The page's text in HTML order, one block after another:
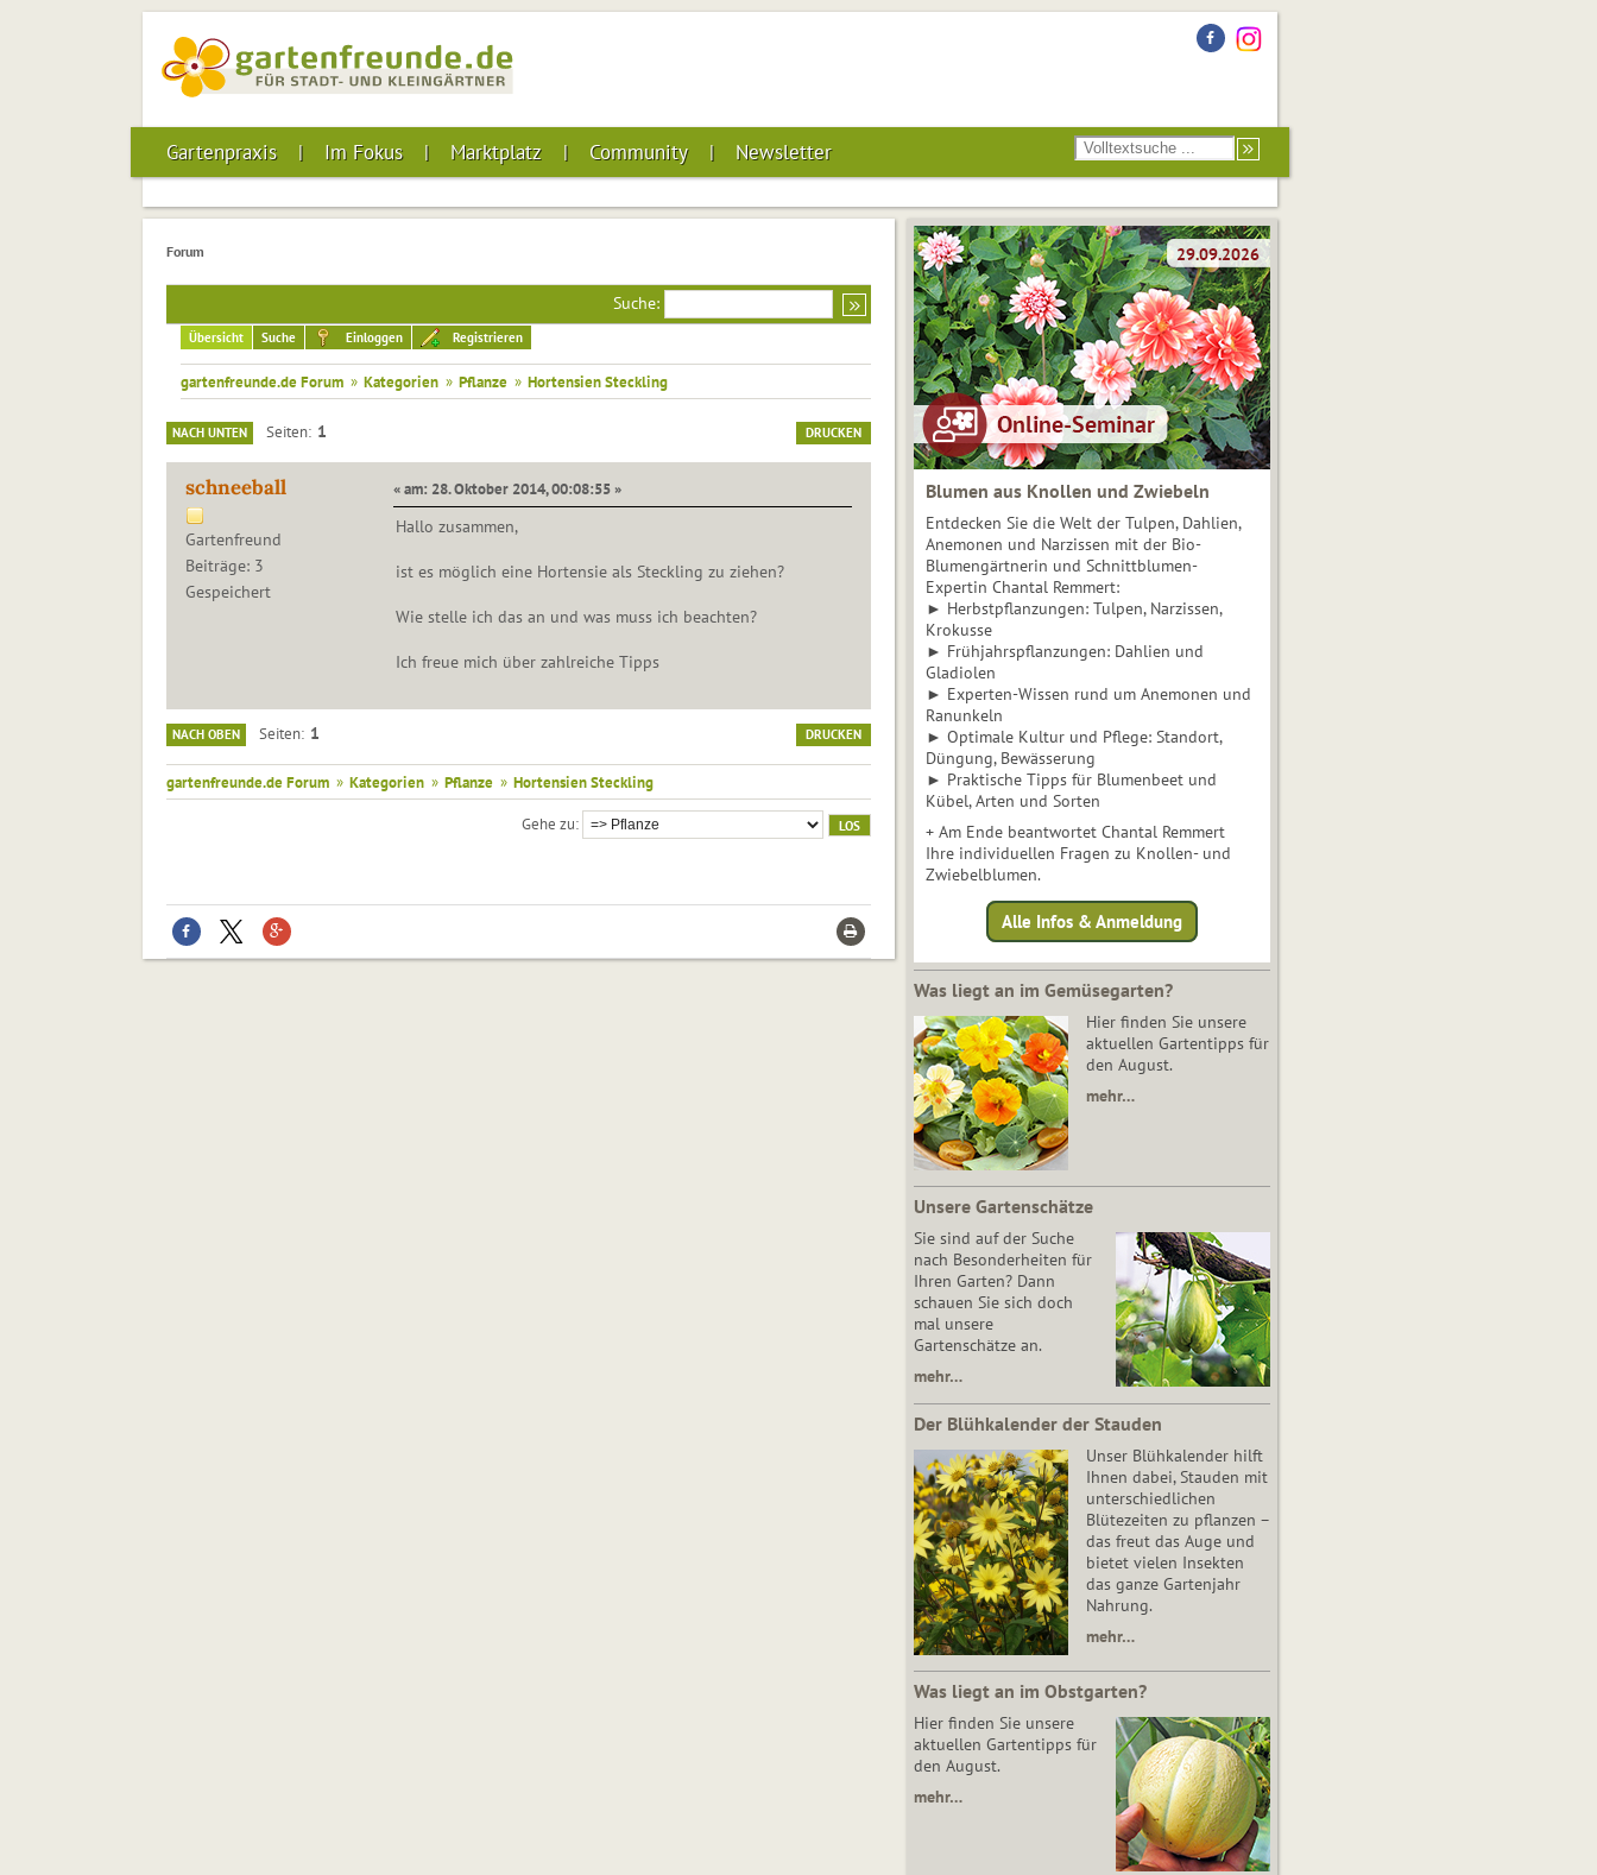
Gartenpraxis Im Fokus Marktplatz Community Newsletter
Forum
Suche:
Übersicht Suche Einloggen Registrieren
gartenfreunde.de Forum » Kategorien » Pflanze » Hortensien Steckling
DRUCKEN
NACH UNTEN Seiten 1
schneeball
Gartenfreund
Beiträge: 3
Gespeichert
« am: 28. Oktober 2014, 00:08:55 »
Hallo zusammen,
ist es möglich eine Hortensie als Steckling zu ziehen?
Wie stelle ich das an und was muss ich beachten?
Ich freue mich über zahlreiche Tipps
DRUCKEN
NACH OBEN Seiten 1
gartenfreunde.de Forum » Kategorien » Pflanze » Hortensien Steckling
Gehe zu
Blumen aus Knollen und Zwiebeln
Entdecken Sie die Welt der Tulpen, Dahlien,
Anemonen und Narzissen mit der Bio-
Blumengärtnerin und Schnittblumen-
Expertin Chantal Remmert:
► Herbstpflanzungen: Tulpen, Narzissen,
Krokusse
► Frühjahrspflanzungen: Dahlien und
Gladiolen
► Experten-Wissen rund um Anemonen und
Ranunkeln
► Optimale Kultur und Pflege: Standort,
Düngung, Bewässerung
► Praktische Tipps für Blumenbeet und
Kübel, Arten und Sorten
+ Am Ende beantwortet Chantal Remmert
Ihre individuellen Fragen zu Knollen- und
Zwiebelblumen.
Alle Infos & Anmeldung
Was liegt an im Gemüsegarten?
Hier finden Sie unsere
aktuellen Gartentipps für
den August.
mehr…
Unsere Gartenschätze
Sie sind auf der Suche
nach Besonderheiten für
Ihren Garten? Dann
schauen Sie sich doch
mal unsere
Gartenschätze an.
mehr…
Der Blühkalender der Stauden
Unser Blühkalender hilft
Ihnen dabei, Stauden mit
unterschiedlichen
Blütezeiten zu pflanzen –
das freut das Auge und
bietet vielen Insekten
das ganze Gartenjahr
Nahrung.
mehr…
Was liegt an im Obstgarten?
Hier finden Sie unsere
aktuellen Gartentipps für
den August.
mehr…